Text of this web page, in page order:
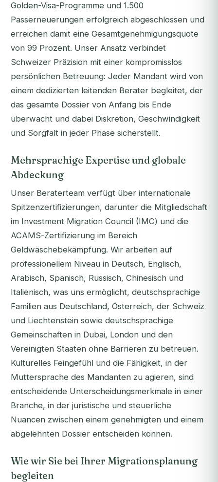
Golden-Visa-Programme und 1.500
Passerneuerungen erfolgreich abgeschlossen und
erreichen damit eine Gesamtgenehmigungsquote
von 99 Prozent. Unser Ansatz verbindet
Schweizer Präzision mit einer kompromisslos
persönlichen Betreuung: Jeder Mandant wird von
einem dedizierten leitenden Berater begleitet, der
das gesamte Dossier von Anfang bis Ende
überwacht und dabei Diskretion, Geschwindigkeit
und Sorgfalt in jeder Phase sicherstellt.
Mehrsprachige Expertise und globale
Abdeckung
Unser Beraterteam verfügt über internationale
Spitzenzertifizierungen, darunter die Mitgliedschaft
im Investment Migration Council (IMC) und die
ACAMS-Zertifizierung im Bereich
Geldwäschebekämpfung. Wir arbeiten auf
professionellem Niveau in Deutsch, Englisch,
Arabisch, Spanisch, Russisch, Chinesisch und
Italienisch, was uns ermöglicht, deutschsprachige
Familien aus Deutschland, Österreich, der Schweiz
und Liechtenstein sowie deutschsprachige
Gemeinschaften in Dubai, London und den
Vereinigten Staaten ohne Barrieren zu betreuen.
Kulturelles Feingefühl und die Fähigkeit, in der
Muttersprache des Mandanten zu agieren, sind
entscheidende Unterscheidungsmerkmale in einer
Branche, in der juristische und steuerliche
Nuancen zwischen einem genehmigten und einem
abgelehnten Dossier entscheiden können.
Wie wir Sie bei Ihrer Migrationsplanung
begleiten